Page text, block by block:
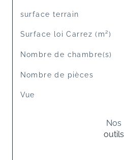
surface terrain
Surface loi Carrez (m²)
Nombre de chambre(s)
Nombre de pièces
Vue
Nos
outils